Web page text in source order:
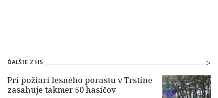
ĎALŠIE Z HS
Pri požiari lesného porastu v Trstíne
zasahuje takmer 50 hasičov